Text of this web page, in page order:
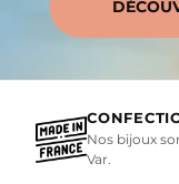
Nos bijoux
Var.